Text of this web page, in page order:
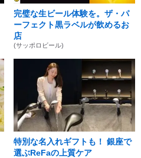
完璧な生ビール体験を。ザ・パ
ーフェクト黒ラベルが飲めるお
店
(サッポロビール)
特別な名入れギフトも！ 銀座で
選ぶReFaの上質ケア